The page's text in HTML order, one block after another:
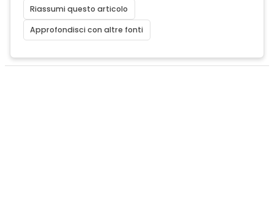
Riassumi questo articolo
Approfondisci con altre fonti